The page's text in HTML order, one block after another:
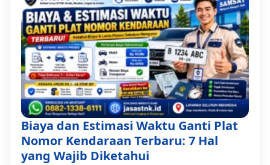
Biaya dan Estimasi Waktu Ganti Plat
Nomor Kendaraan Terbaru: 7 Hal
yang Wajib Diketahui